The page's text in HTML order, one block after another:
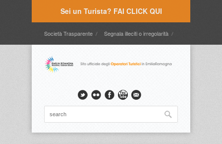
Sei un Turista? FAI CLICK QUI
Società Trasparente Segnala illeciti o irregolarità
Timbrature